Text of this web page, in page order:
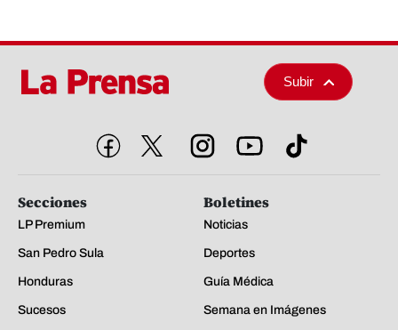
Subir
Secciones
LP Premium
San Pedro Sula
Honduras
Sucesos
Boletines
Noticias
Deportes
Guía Médica
Semana en Imágenes